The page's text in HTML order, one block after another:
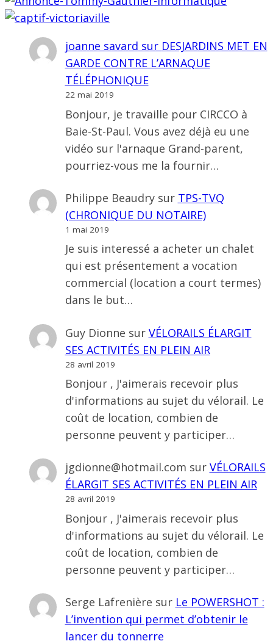
joanne savard sur DESJARDINS MET EN
GARDE CONTRE L’ARNAQUE
TÉLÉPHONIQUE
22 mai 2019
Bonjour, je travaille pour CIRCCO à
Baie-St-Paul. Vous avez déjà eu une
vidéo sur l'arnaque Grand-parent,
pourriez-vous me la fournir…
Philippe Beaudrysur TPS-TVQ
(CHRONIQUE DU NOTAIRE)
1 mai 2019
Je suis interessé a acheter un chalet
qui est présentement a vocation
commercial (location a court termes)
dans le but…
Guy Dionne sur VÉLORAILS ÉLARGIT
SES ACTIVITÉS EN PLEIN AIR
28 avril 2019
Bonjour , J'aimerais recevoir plus
d'informations au sujet du vélorail. Le
coût de location, combien de
personne peuvent y participer…
jgdionne@hotmail.com sur VÉLORAILS
ÉLARGIT SES ACTIVITÉS EN PLEIN AIR
28 avril 2019
Bonjour , J'aimerais recevoir plus
d'informations au sujet du vélorail. Le
coût de location, combien de
personne peuvent y participer…
Serge Lafrenière sur Le POWERSHOT :
L’invention qui permet d’obtenir le
lancer du tonnerre